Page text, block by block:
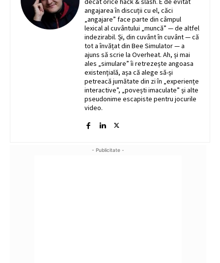
angajarea în discuții cu el, căci
„angajare” face parte din câmpul
lexical al cuvântului „muncă” — de altfel
indezirabil. Și, din cuvânt în cuvânt — că
tot a învățat din Bee Simulator — a
ajuns să scrie la Overheat. Ah, și mai
ales „simulare” îi retrezește angoasa
existențială, așa că alege să-și
petreacă jumătate din zi în „experiențe
interactive”, „povești imaculate” și alte
pseudonime escapiste pentru jocurile
video.
- Publicitate -